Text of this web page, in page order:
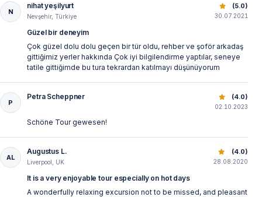
Экскурсия в Манавгат из Антальи | Лодка, базар и
N
nihat yeşilyurt
Nevşehir, Türkiye
(5.0)
30.07.2021
Güzel bir deneyim
Çok güzel dolu dolu geçen bir tür oldu, rehber ve şoför arkadaş
gittiğimiz yerler hakkında Çok iyi bilgilendirme yaptılar, seneye
tatile gittiğimde bu tura tekrardan katılmayı düşünüyorum
Экскурсия в Манавгат из Антальи | Лодка, базар и
P
Petra Scheppner (4.0)
02.10.2023
Schöne Tour gewesen!
Экскурсия в Манавгат из Антальи | Лодка, базар и
AL
Augustus L.
Liverpool, UK
(4.0)
28.08.2020
It is a very enjoyable tour especially on hot days
A wonderfully relaxing excursion not to be missed, and pleasant